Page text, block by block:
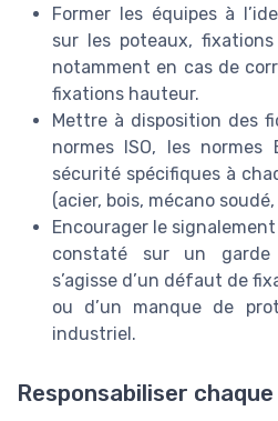
Former les équipes à
sur les poteaux,
notamment en cas de
fixations hauteur.
Mettre à disposition des
normes ISO, les normes
sécurité spécifiques à
(acier, bois, mécano
Encourager le
constaté sur un garde
s’agisse d’un défaut de
ou d’un manque de
industriel.
Responsabiliser